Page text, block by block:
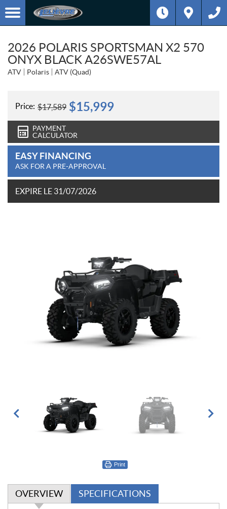
2026 POLARIS SPORTSMAN X2 570
ONYX BLACK A26SWE57AL
ATV Polaris ATV (Quad)
Price: $17,589 $15,999
PAYMENT
CALCULATOR
EASY FINANCING
ASK FOR A PRE-APPROVAL
EXPIRE LE 31/07/2026
Print
OVERVIEW SPECIFICATIONS